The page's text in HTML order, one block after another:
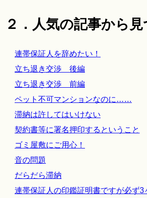
２．人気の記事から
連帯保証人を辞めたい！
立ち退き交渉 後編
立ち退き交渉 前編
ペット不可マンションなのに……
滞納は許してはいけない
契約書等に署名押印するということ
ゴミ屋敷にご用心！
音の問題
だらだら滞納
連帯保証人の印鑑証明書ですが必ず3